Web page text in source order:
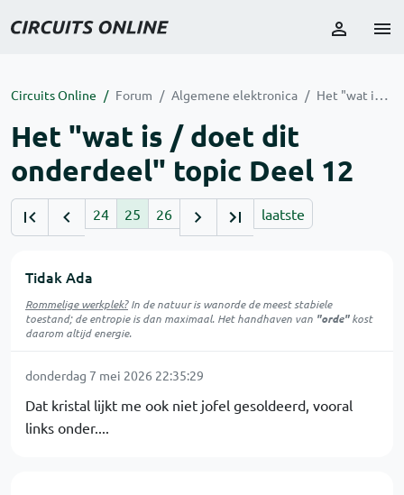
Circuits Online Forum Algemene elektronica Het "wat is / doet dit onderdeel" topic Deel 12
Het "wat is / doet dit
onderdeel" topic Deel 12
24 25 26 laatste
Tidak Ada
Rommelige werkplek?In de natuur iswanordede meest stabiele
toestand; de entropie is dan maximaal. Het handhaven van "orde"kost
daarom altijd energie.
donderdag 7 mei 2026 22:35:29
Dat kristal lijkt me ook niet jofel gesoldeerd, vooral
links onder....